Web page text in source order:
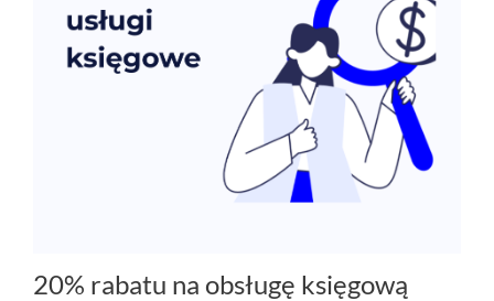
20% rabatu na obsługę księgową